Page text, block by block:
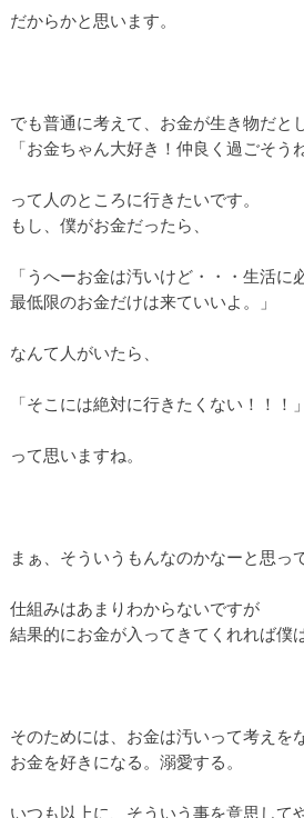
だからかと思います。
でも普通に考えて、お金が生き物だと
「お金ちゃん大好き！仲良く過ごそうね
って人のところに行きたいです。
もし、僕がお金だったら、
「うへーお金は汚いけど・・・生活に
最低限のお金だけは来ていいよ。」
なんて人がいたら、
「そこには絶対に行きたくない！！！」
って思いますね。
まぁ、そういうもんなのかなーと思っ
仕組みはあまりわからないですが
結果的にお金が入ってきてくれれば僕
そのためには、お金は汚いって考えを
お金を好きになる。溺愛する。
いつも以上に、そういう事を意思して